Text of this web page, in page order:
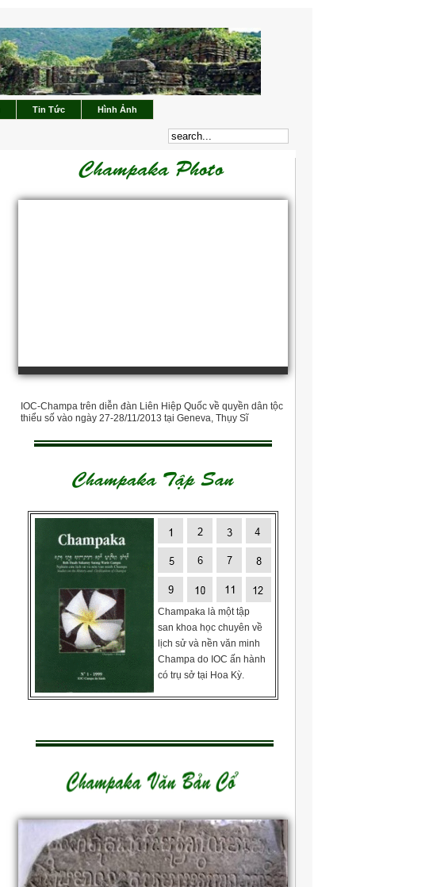
Tin Tức Hình Ảnh
IOC-Champa trên diễn đàn Liên Hiệp Quốc về quyền dân tộc
thiểu số vào ngày 27-28/11/2013 tại Geneva, Thụy Sĩ
Champaka là một tập
san khoa học chuyên về
lịch sử và nền văn minh
Champa do IOC ấn hành
có trụ sở tại Hoa Kỳ.